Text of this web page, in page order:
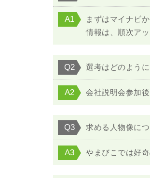
A1
まずはマイナビ
情報は、順次ア
Q2 選考はどのよう
A2 会社説明会参加
Q3 求める人物像に
A3 やまびこでは好